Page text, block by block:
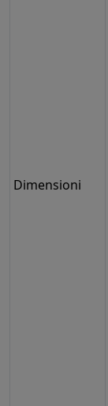
Dimensioni